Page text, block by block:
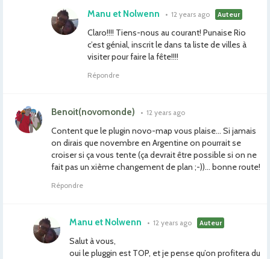
Manu et Nolwenn • 12 years ago Auteur
Claro!!!! Tiens-nous au courant! Punaise Rio
c’est génial, inscrit le dans ta liste de villes à
visiter pour faire la fête!!!!
Répondre
Benoit(novomonde) • 12 years ago
Content que le plugin novo-map vous plaise… Si jamais
on dirais que novembre en Argentine on pourrait se
croiser si ça vous tente (ça devrait être possible si on ne
fait pas un xième changement de plan ;-))… bonne route!
Répondre
Manu et Nolwenn • 12 years ago Auteur
Salut à vous,
oui le pluggin est TOP, et je pense qu’on profitera du